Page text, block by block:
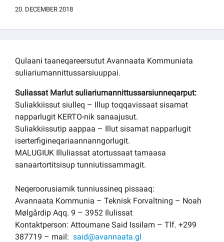
sullissivik.gl
Kommuni pillugu paasissutissat
20. DECEMBER 2018
Qulaani taaneqareersutut Avannaata Kommuniata
suliariumannittussarsiuuppai.
Suliassat Marlut suliariumannittussarsiunneqarput:
Suliakkiissut siulleq – Illup toqqavissaat sisamat
napparlugit KERTO-nik sanaajusut.
Suliakkiissutip aappaa – Illut sisamat napparlugit
iserterfigineqariaannanngorlugit.
MALUGIUK Illuliassat atortussaat tamaasa
sanaartortitsisup tunniutissammagit.
Neqeroorusiamik tunniussineq pissaaq:
Avannaata Kommunia – Teknisk Forvaltning – Noah
Mølgårdip Aqq. 9 – 3952 Ilulissat
Kontaktperson: Attoumane Said Issilam – Tlf. +299
387719 – mail: said@avannaata.gl